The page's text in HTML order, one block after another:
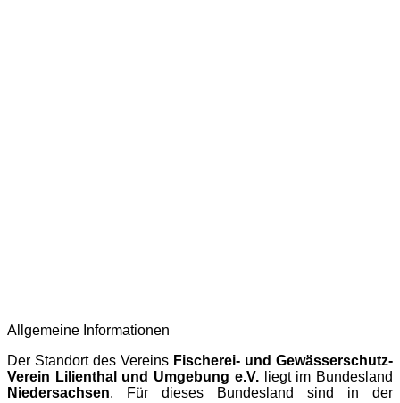
Allgemeine Informationen
Der Standort des Vereins Fischerei- und Gewässerschutz-
Verein Lilienthal und Umgebung e.V.liegt im Bundesland
Niedersachsen. Für dieses Bundesland sind in der